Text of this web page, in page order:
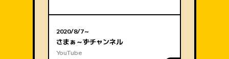
2020/8/7～
さまぁ～ずチャンネル
YouTube